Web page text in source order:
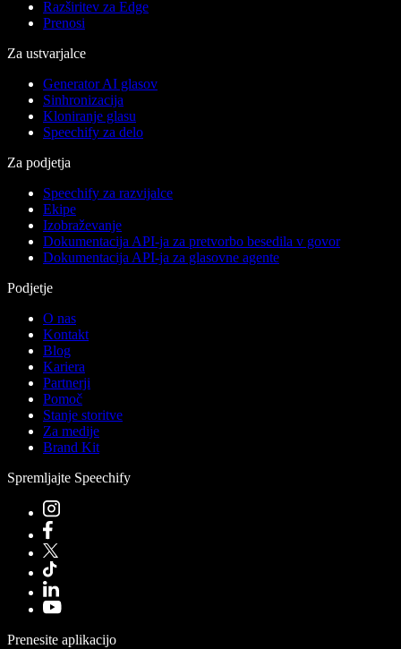
Razširitev za Edge
Prenosi
Za ustvarjalce
Generator AI glasov
Sinhronizacija
Kloniranje glasu
Speechify za delo
Za podjetja
Speechify za razvijalce
Ekipe
Izobraževanje
Dokumentacija API-ja za pretvorbo besedila v govor
Dokumentacija API-ja za glasovne agente
Podjetje
O nas
Kontakt
Blog
Kariera
Partnerji
Pomoč
Stanje storitve
Za medije
Brand Kit
Spremljajte Speechify
Prenesite aplikacijo